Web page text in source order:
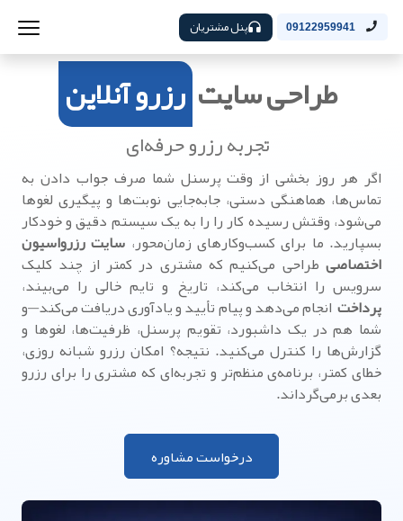
09122959941 پنل مشتریان
طراحی سایت رزرو آنلاین
تجربه رزرو حرفه‌ای
اگر هر روز بخشی از وقت پرسنل شما صرف جواب دادن به
تماس‌ها، هماهنگی دستی، جابه‌جایی نوبت‌ها و پیگیری لغوها
می‌شود، وقتش رسیده کار را را به یک سیستم دقیق و خودکار
بسپارید. ما برای کسب‌وکارهای زمان‌محور، سایت رزرواسیون
اختصاصی طراحی می‌کنیم که مشتری در کمتر از چند کلیک
سرویس را انتخاب می‌کند، تاریخ و تایم خالی را می‌بیند،
پرداخت انجام می‌دهد و پیام تأیید و یادآوری دریافت می‌کند—و
شما هم در یک داشبورد، تقویم پرسنل، ظرفیت‌ها، لغوها و
گزارش‌ها را کنترل می‌کنید. نتیجه؟ امکان رزرو شبانه روزی،
خطای کمتر، برنامه‌ی منظم‌تر و تجربه‌ای که مشتری را برای رزرو
بعدی برمی‌گرداند.
درخواست مشاوره